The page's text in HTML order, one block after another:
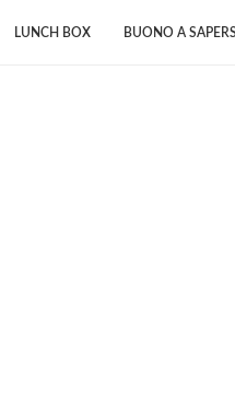
LUNCH BOX BUONO A SAPERSI